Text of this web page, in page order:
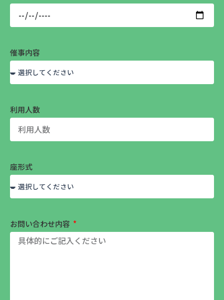
催事内容
利用人数
座形式
お問い合わせ内容